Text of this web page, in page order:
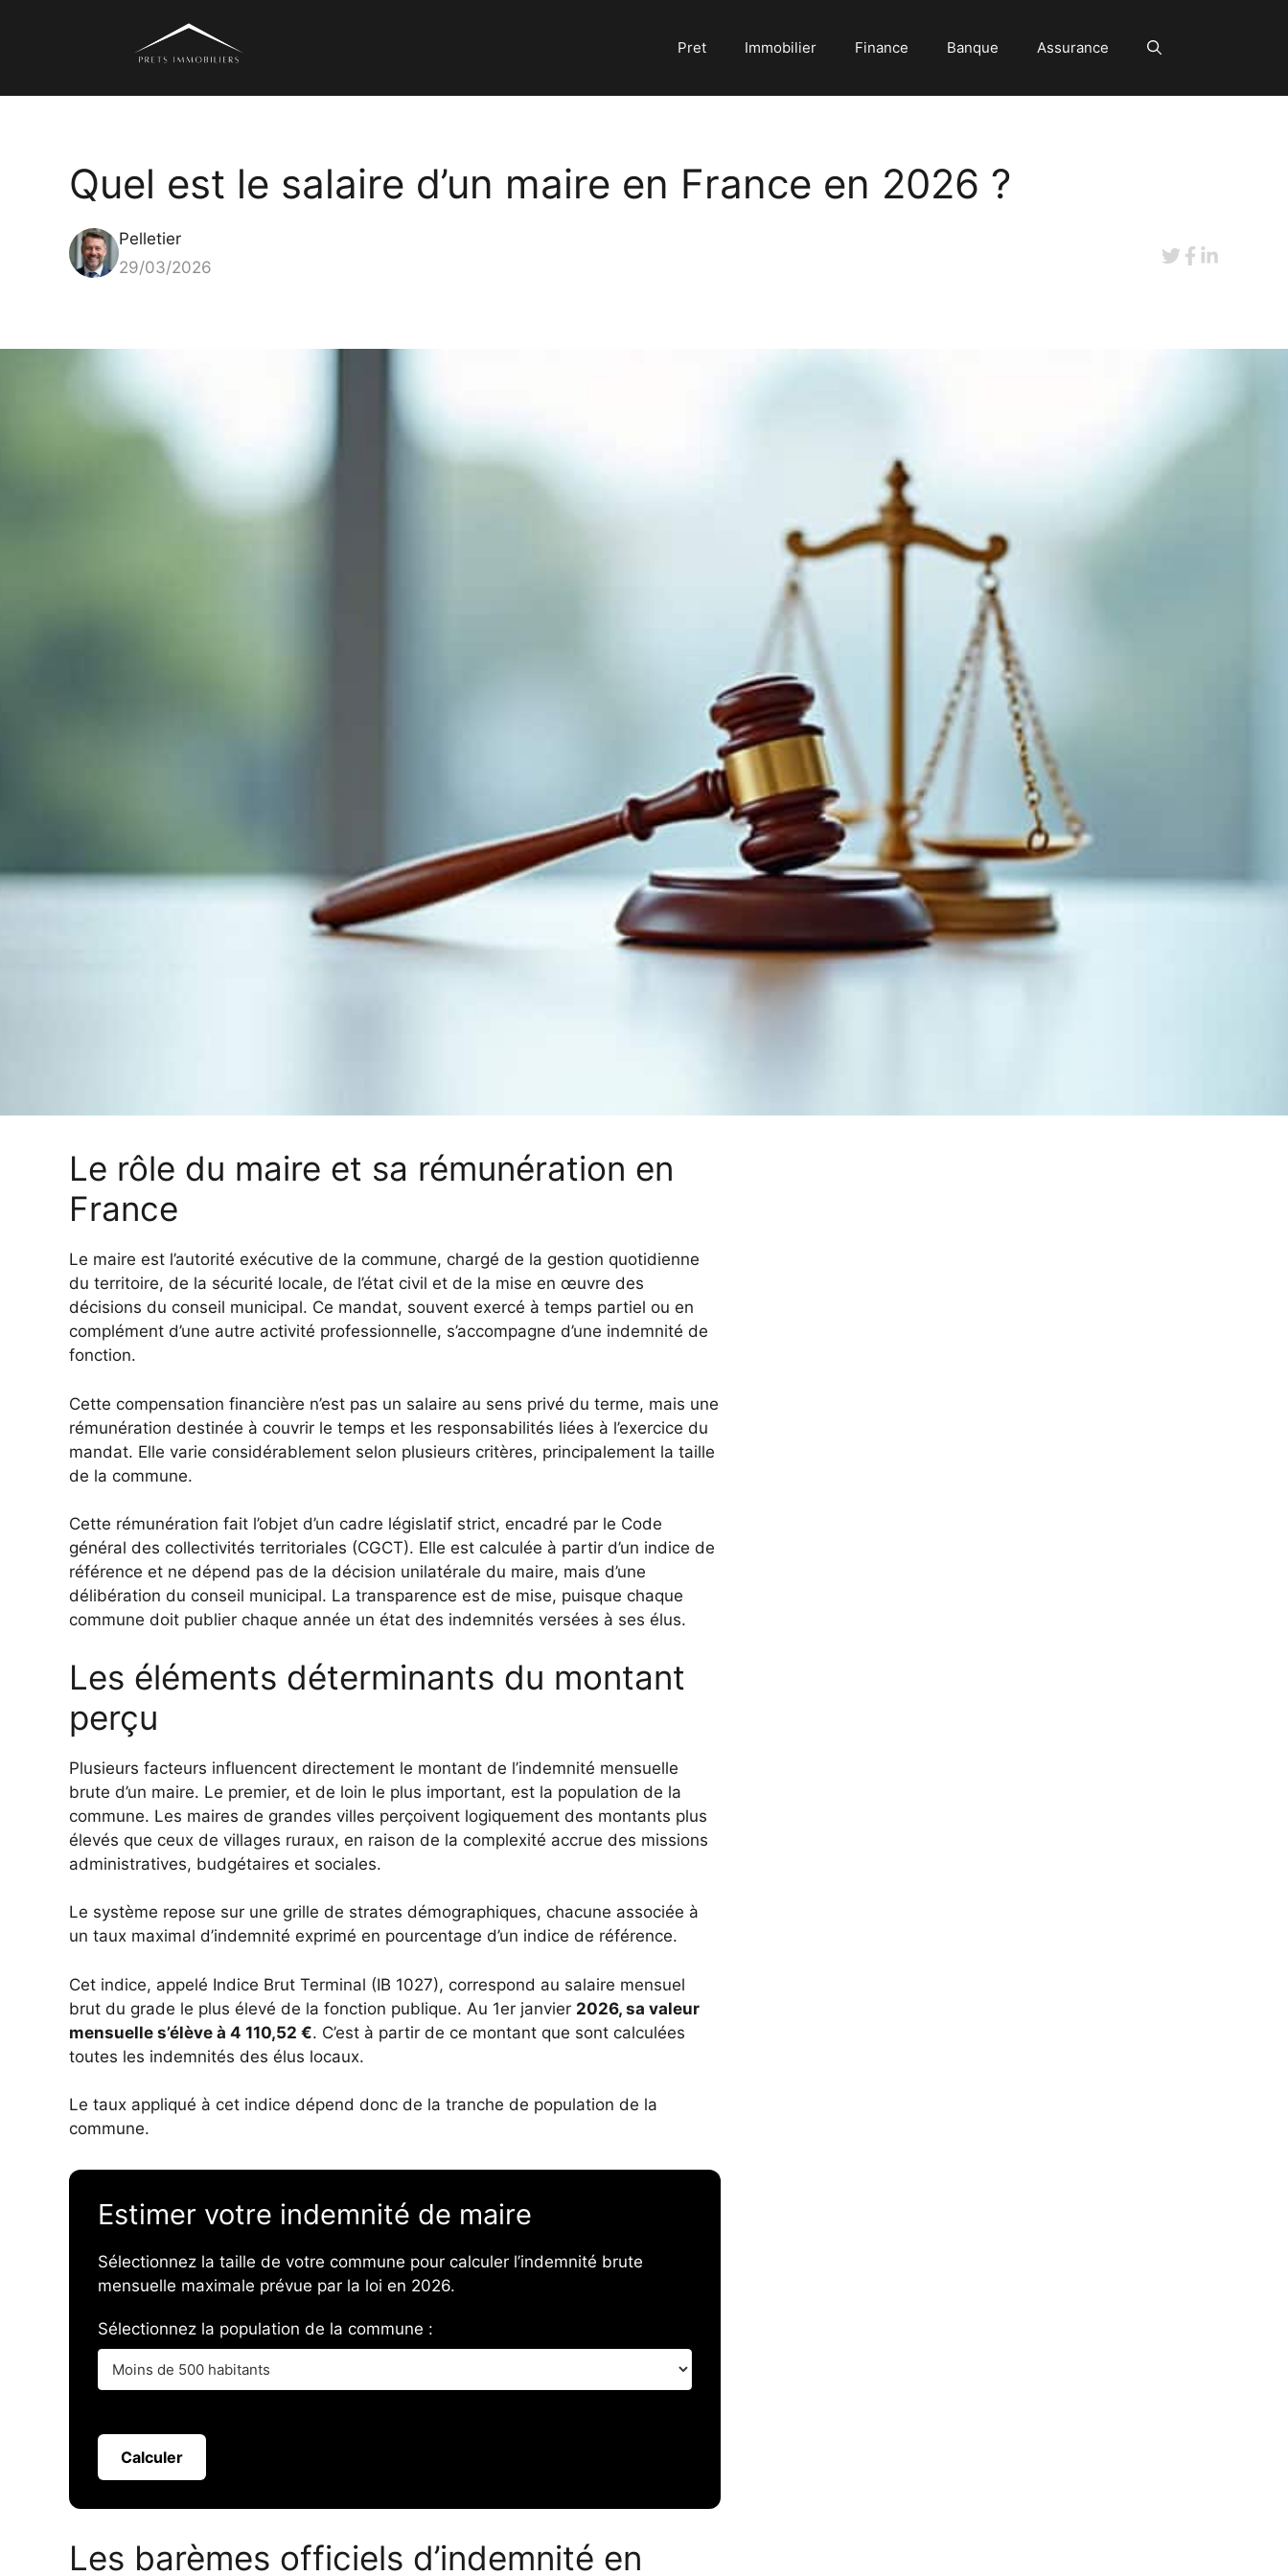
Pret Immobilier Finance Banque Assurance
Quel est le salaire d’un maire en France en 2026 ?
Pelletier
29/03/2026
Le rôle du maire et sa rémunération en
France
Le maire est l’autorité exécutive de la commune, chargé de la gestion quotidienne
du territoire, de la sécurité locale, de l’état civil et de la mise en œuvre des
décisions du conseil municipal. Ce mandat, souvent exercé à temps partiel ou en
complément d’une autre activité professionnelle, s’accompagne d’une indemnité de
fonction.
Cette compensation financière n’est pas un salaire au sens privé du terme, mais une
rémunération destinée à couvrir le temps et les responsabilités liées à l’exercice du
mandat. Elle varie considérablement selon plusieurs critères, principalement la taille
de la commune.
Cette rémunération fait l’objet d’un cadre législatif strict, encadré par le Code
général des collectivités territoriales (CGCT). Elle est calculée à partir d’un indice de
référence et ne dépend pas de la décision unilatérale du maire, mais d’une
délibération du conseil municipal. La transparence est de mise, puisque chaque
commune doit publier chaque année un état des indemnités versées à ses élus.
Les éléments déterminants du montant
perçu
Plusieurs facteurs influencent directement le montant de l’indemnité mensuelle
brute d’un maire. Le premier, et de loin le plus important, est la population de la
commune. Les maires de grandes villes perçoivent logiquement des montants plus
élevés que ceux de villages ruraux, en raison de la complexité accrue des missions
administratives, budgétaires et sociales.
Le système repose sur une grille de strates démographiques, chacune associée à
un taux maximal d’indemnité exprimé en pourcentage d’un indice de référence.
Cet indice, appelé Indice Brut Terminal (IB 1027), correspond au salaire mensuel
brut du grade le plus élevé de la fonction publique. Au 1er janvier 2026, sa valeur
mensuelle s’élève à 4 110,52 €. C’est à partir de ce montant que sont calculées
toutes les indemnités des élus locaux.
Le taux appliqué à cet indice dépend donc de la tranche de population de la
commune.
Estimer votre indemnité de maire
Sélectionnez la taille de votre commune pour calculer l’indemnité brute
mensuelle maximale prévue par la loi en 2026.
Sélectionnez la population de la commune :
Calculer
Les barèmes officiels d’indemnité en